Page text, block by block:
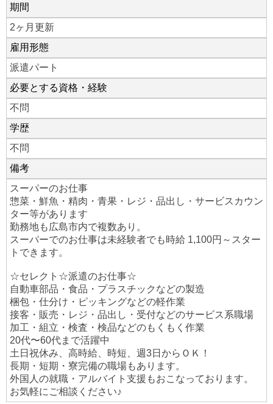
期間
2ヶ月更新
雇用形態
派遣パート
必要とする資格・経験
不問
学歴
不問
備考
スーパーのお仕事
惣菜・鮮魚・精肉・青果・レジ・品出し・サービスカウン
ター等があります
勤務地も広島市内で複数あり。
スーパーでのお仕事は未経験者でも時給 1,100円～スター
トできます。
☆セレクト☆派遣のお仕事☆
自動車部品・食品・プラスチックなどの製造
梱包・仕分け・ピッキングなどの軽作業
接客・販売・レジ・品出し・受付などのサービス系職場
加工・組立・検査・検品などのもくもく作業
20代〜60代まで活躍中
土日祝休み、高時給、時短、週3日からＯＫ！
長期・短期・寮完備の職場もあります。
外国人の就職・アルバイト支援もおこなっております。
お気軽にご相談ください♪